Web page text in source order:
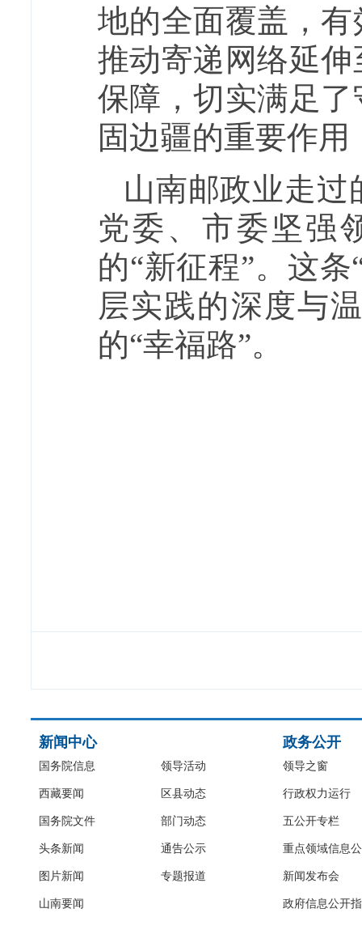
地的全面覆盖，
推动寄递网络延
保障，切实满足
固边疆的重要作
山南邮政业走
党委、市委坚强
的“新征程”。这
层实践的深度与
的“幸福路”。
新闻中心
国务院信息
西藏要闻
国务院文件
头条新闻
图片新闻
山南要闻
领导活动
区县动态
部门动态
通告公示
专题报道
政务公开
领导之窗
行政权力运行
五公开专栏
重点领域信息
新闻发布会
政府信息公开